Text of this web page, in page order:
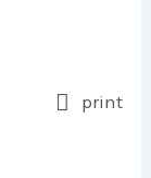
print